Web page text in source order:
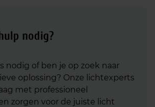
nodig?
nodig of ben je op zoek naar
oplossing? Onze lichtexperts
met professioneel
zorgen voor de juiste licht